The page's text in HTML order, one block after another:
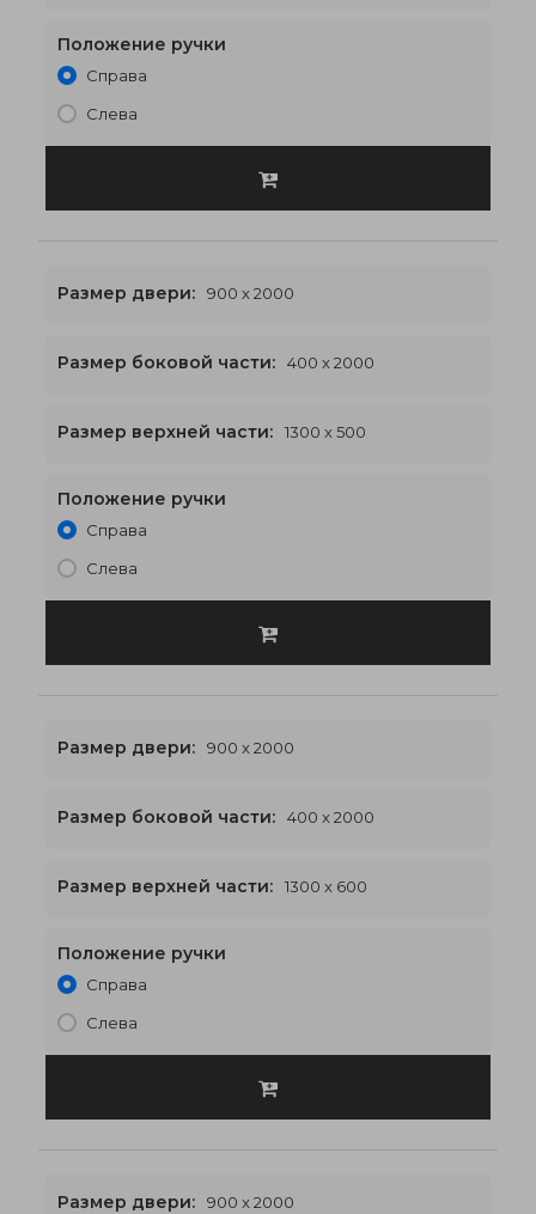
Положение ручки
Справа
Слева
1300 x 2500€538
Размер двери: 900 x 2000
Размер боковой части: 400 x 2000
Размер верхней части: 1300 x 500
Положение ручки
Справа
Слева
1300 x 2600€545
Размер двери: 900 x 2000
Размер боковой части: 400 x 2000
Размер верхней части: 1300 x 600
Положение ручки
Справа
Слева
Размер двери: 900 x 2000